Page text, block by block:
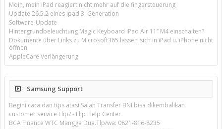
Moin, mein iPad reagiert nicht mehr auf die fingersteuerung
Update 26.5.2 eines ipad 3. Generation
Software-Update
Hintergrundbeleuchtung Magic Keyboard iPad Air 11’’ M4 einschalten?
Dokumente über Links zu Microsoft365 lassen sich in iPad u. iPhone nicht
öffnen
AppleCare Verlängerung
Samsung Support
Begini cara dan tips atasi Salah Transfer BNI bisa dikembalikan
customer service Flip? - Flip Help Center
BCA Finance WTC Mangga Dua.Tlp/wa: 0821-816-8235